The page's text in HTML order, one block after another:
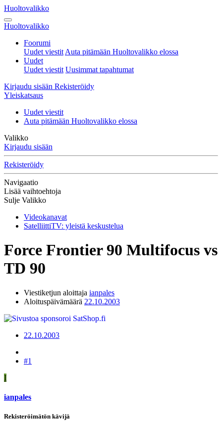
Huoltovalikko
Huoltovalikko
Foorumi
Uudet viestit Auta pitämään Huoltovalikko elossa
Uudet
Uudet viestit Uusimmat tapahtumat
Kirjaudu sisään Rekisteröidy
Yleiskatsaus
Uudet viestit
Auta pitämään Huoltovalikko elossa
Valikko
Kirjaudu sisään
Rekisteröidy
Navigaatio
Lisää vaihtoehtoja
Sulje Valikko
Videokanavat
SatelliittiTV: yleistä keskustelua
Force Frontier 90 Multifocus vs
TD 90
Viestiketjun aloittaja ianpales
Aloituspäivämäärä 22.10.2003
22.10.2003
#1
I
ianpales
Rekisteröimätön kävijä